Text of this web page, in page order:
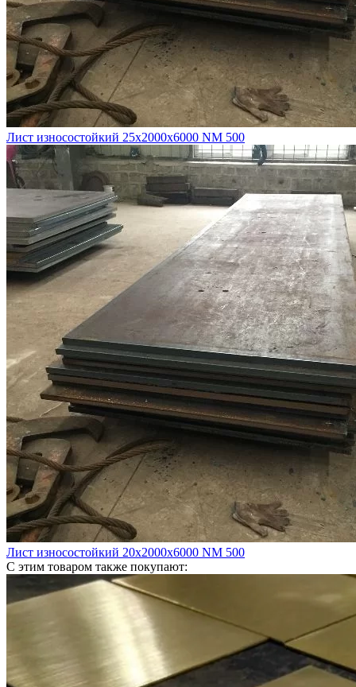
Лист износостойкий 25х2000х6000 NM 500
Лист износостойкий 20х2000х6000 NM 500
С этим товаром также покупают: